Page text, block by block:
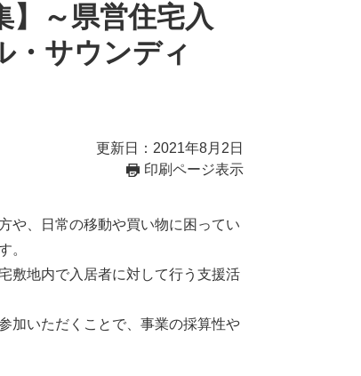
】～県営住宅入
・サウンディ
更新日：2021年8月2日
印刷ページ表示
や、日常の移動や買い物に困ってい
。
敷地内で入居者に対して行う支援活
加いただくことで、事業の採算性や